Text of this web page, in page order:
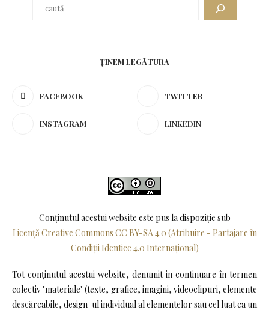
ȚINEM LEGĂTURA
FACEBOOK TWITTER
INSTAGRAM LINKEDIN
Conținutul acestui website este pus la dispoziţie sub
Licență Creative Commons CC BY-SA 4.0 (Atribuire - Partajare în
Condiții Identice 4.0 Internațional)
Tot conținutul acestui website, denumit in continuare în termen
colectiv "materiale" (texte, grafice, imagini, videoclipuri, elemente
descărcabile, design-ul individual al elementelor sau cel luat ca un